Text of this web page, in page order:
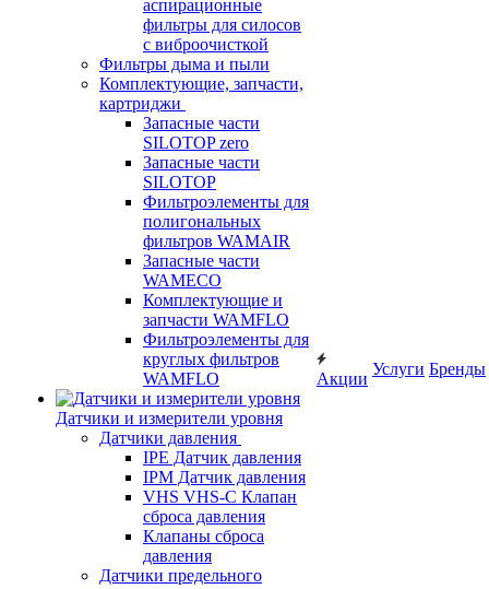
аспирационные
фильтры для силосов
с виброочисткой
Фильтры дыма и пыли
Комплектующие, запчасти,
картриджи
Запасные части
SILOTOP zero
Запасные части
SILOTOP
Фильтроэлементы для
полигональных
фильтров WAMAIR
Запасные части
WAMECO
Комплектующие и
запчасти WAMFLO
Фильтроэлементы для
круглых фильтров
WAMFLO
Датчики и измерители уровня
Датчики давления
IPE Датчик давления
IPM Датчик давления
VHS VHS-C Клапан
сброса давления
Клапаны сброса
давления
Датчики предельного
Акции
Услуги Бренды